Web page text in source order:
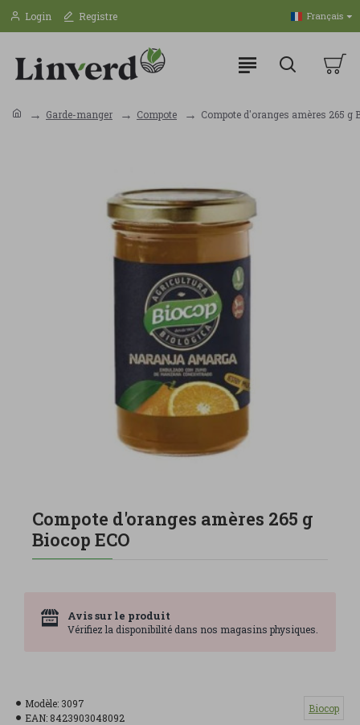
Login Registre Français
Garde-manger Compote Compote d'oranges amères 265 g
Compote d'oranges amères 265 g
Biocop ECO
Avis sur le produit
Vérifiez la disponibilité dans nos magasins physiques.
Modèle: 3097
EAN: 8423903048092
Biocop